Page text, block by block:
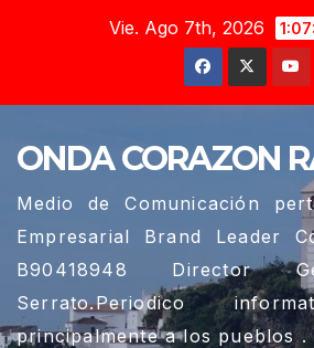
Vie. Ago 7th, 2026
ONDA CORAZON
Medio de Comunicación
Empresarial Brand Leader
B90418948 Director
Serrato.Periodico
principalmente a los pueblos .